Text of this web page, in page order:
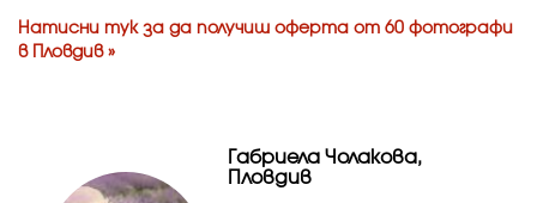
Натисни тук за да получиш оферта от 60 фотографи
в Пловдив »
Габриела Чолакова,
Пловдив